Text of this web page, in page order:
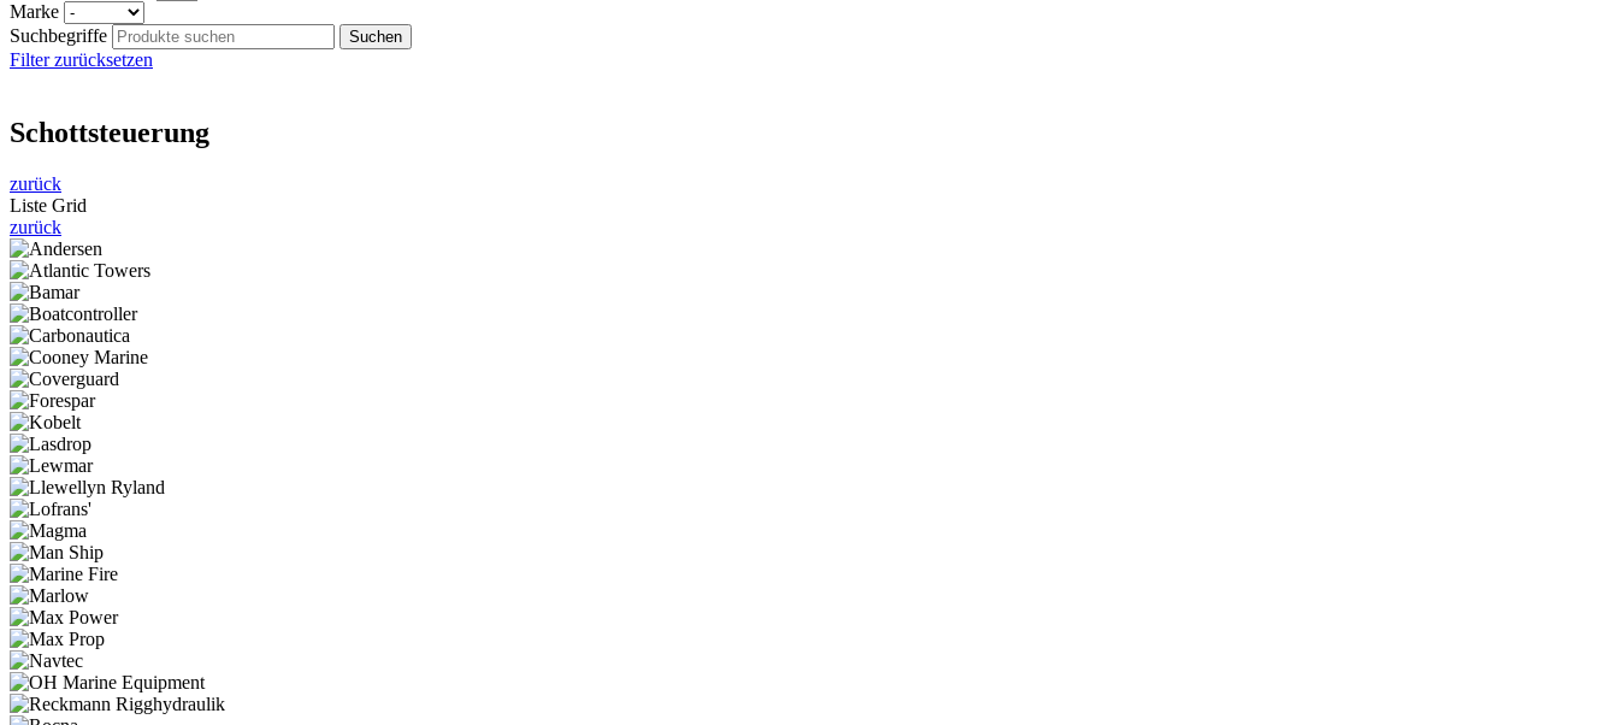
Marke
Suchbegriffe
Filter zurücksetzen
Schottsteuerung
zurück
Liste Grid
zurück